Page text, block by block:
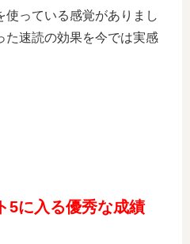
使っている感覚がありまし
た速読の効果を今では実感
5に入る優秀な成績